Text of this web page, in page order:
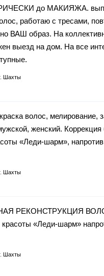
до МАКИЯЖА.
работаю с тресами,
ВАШ образ. На
выезд на дом. На все
Шахты
волос, мелирование,
женский.
«Леди-шарм»,
Шахты
РЕКОНСТРУКЦИЯ
«Леди-шарм»
Шахты